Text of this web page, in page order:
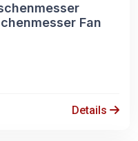
Fan
Details